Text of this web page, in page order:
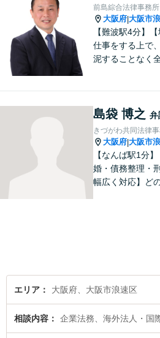
借金でお困りの
ブルなどご相談
日相談可】
前島綜合法律事務所
大阪府|大阪市
【難波駅4分】
仕事をする上で
泥することなく
クライアントの
き、意思疎通を
適な解決策を提
島袋 博之 弁
きづがわ共同法律
大阪府|大阪市
【なんば駅1分
婚・債務整理・
幅広く対応】ど
エリア 大阪府、大阪市浪速区
相談内容 企業法務、海外法人・国